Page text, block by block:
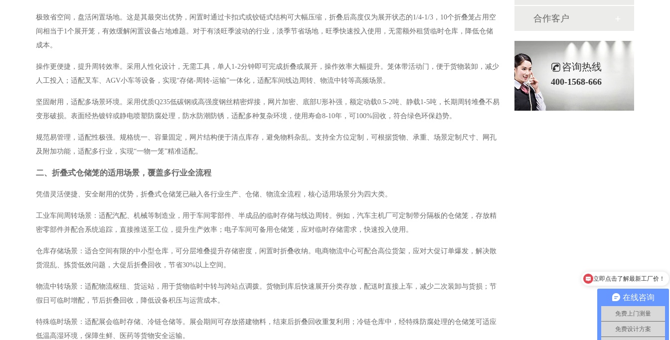
极致省空间，盘活闲置场地。这是其最突出优势，闲置时通过卡扣式或铰链式结构可大幅压缩，折叠后高度仅为展开状态的1/4-1/3，10个折叠笼占用空
间相当于1个展开笼，有效缓解闲置设备占地难题。对于有淡旺季波动的行业，淡季节省场地，旺季快速投入使用，无需额外租赁临时仓库，降低仓储
成本。
操作更便捷，提升周转效率。采用人性化设计，无需工具，单人 1-2分钟即可完成折叠或展开，操作效率大幅提升。笼体带活动门，便于货物装卸，减少
人工投入；适配叉车、AGV小车等设备，实现“存储-周转-运输”一体化，适配车间线边周转、物流中转等高频场景。
坚固耐用，适配多场景环境。采用优质Q235低碳钢或高强度钢丝精密焊接，网片加密、底部U形补强，额定动载0.5-2吨、静载1-5吨，长期周转堆叠不易
变形破损。表面经热镀锌或静电喷塑防腐处理，防水防潮防锈，适配多种复杂环境，使用寿命8-10年，可100%回收，符合绿色环保趋势。
规范易管理，适配性极强。规格统一、容量固定，网片结构便于清点库存，避免物料杂乱。支持全方位定制，可根据货物、承重、场景定制尺寸、网孔
及附加功能，适配多行业，实现“一物一笼”精准适配。
二、折叠式仓储笼的适用场景，覆盖多行业全流程
凭借灵活便捷、安全耐用的优势，折叠式仓储笼已融入各行业生产、仓储、物流全流程，核心适用场景分为四大类。
工业车间周转场景：适配汽配、机械等制造业，用于车间零部件、半成品的临时存储与线边周转。例如，汽车主机厂可定制带分隔板的仓储笼，存放精
密零部件并配合系统追踪，直接推送至工位，提升生产效率；电子车间可备用仓储笼，应对临时存储需求，快速投入使用。
仓库存储场景：适合空间有限的中小型仓库，可分层堆叠提升存储密度，闲置时折叠收纳。电商物流中心可配合高位货架，应对大促订单爆发，解决散
货混乱、拣货低效问题，大促后折叠回收，节省30%以上空间。
物流中转场景：适配物流枢纽、货运站，用于货物临时中转与跨站点调拨。货物到库后快速展开分类存放，配送时直接上车，减少二次装卸与货损；节
假日可临时增配，节后折叠回收，降低设备积压与运营成本。
特殊临时场景：适配展会临时存储、冷链仓储等。展会期间可存放搭建物料，结束后折叠回收重复利用；冷链仓库中，经特殊防腐处理的仓储笼可适应
低温高湿环境，保障生鲜、医药等货物安全运输。
合作客户
咨询热线
400-1568-666
在线咨询
免费上门测量
免费设计方案
立即点击了解最新工厂价！